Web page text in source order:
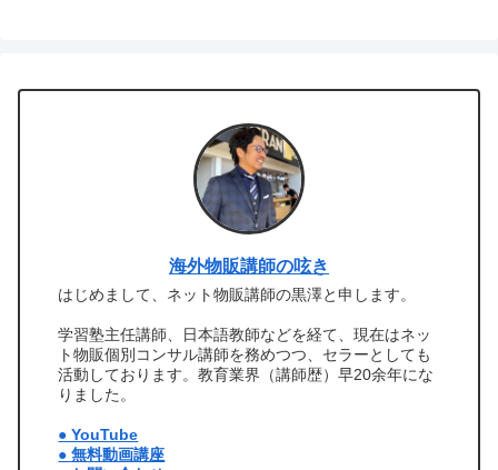
海外物販講師の呟き
はじめまして、ネット物販講師の黒澤と申します。
学習塾主任講師、日本語教師などを経て、現在はネッ
ト物販個別コンサル講師を務めつつ、セラーとしても
活動しております。教育業界（講師歴）早20余年にな
りました。
● YouTube
● 無料動画講座